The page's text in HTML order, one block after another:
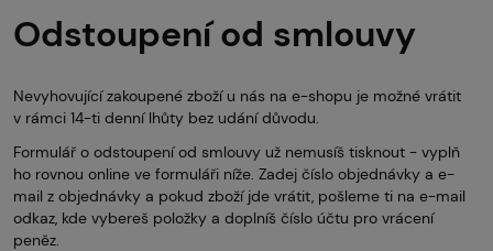
Střelivo Vzduch / CO2
Díly pro značkovače / Hřiště Oblečení / Obuv
Pyrotechnika II. Jakost GRINDS
Odstoupení od smlouvy
Nevyhovující zakoupené zboží u nás na e-shopu je možné vrátit
v rámci 14-ti denní lhůty bez udání důvodu.
Formulář o odstoupení od smlouvy už nemusíš tisknout - vyplň
ho rovnou online ve formuláři níže. Zadej číslo objednávky a e-
mail z objednávky a pokud zboží jde vrátit, pošleme ti na e-mail
odkaz, kde vybereš položky a doplníš číslo účtu pro vrácení
peněz.